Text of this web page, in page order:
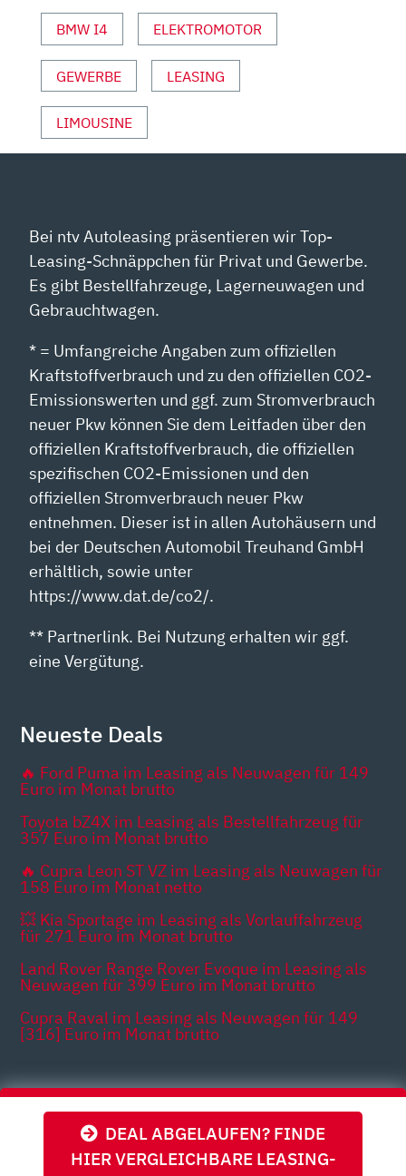
DEAL ABGELAUFEN? FINDE
HIER VERGLEICHBARE LEASING-
AUTO
MOTOR
SPORT“
VON
YOUTUBE
ANZEIGEN
BMW I4 ELEKTROMOTOR
GEWERBE LEASING
LIMOUSINE
Bei ntv Autoleasing präsentieren wir Top-
Leasing-Schnäppchen für Privat und Gewerbe.
Es gibt Bestellfahrzeuge, Lagerneuwagen und
Gebrauchtwagen.
* = Umfangreiche Angaben zum offiziellen
Kraftstoffverbrauch und zu den offiziellen CO2-
Emissionswerten und ggf. zum Stromverbrauch
neuer Pkw können Sie dem Leitfaden über den
offiziellen Kraftstoffverbrauch, die offiziellen
spezifischen CO2-Emissionen und den
offiziellen Stromverbrauch neuer Pkw
entnehmen. Dieser ist in allen Autohäusern und
bei der Deutschen Automobil Treuhand GmbH
erhältlich, sowie unter
https://www.dat.de/co2/.
** Partnerlink. Bei Nutzung erhalten wir ggf.
eine Vergütung.
Neueste Deals
🔥 Ford Puma im Leasing als Neuwagen für 149
Euro im Monat brutto
Toyota bZ4X im Leasing als Bestellfahrzeug für
357 Euro im Monat brutto
🔥 Cupra Leon ST VZ im Leasing als Neuwagen für
158 Euro im Monat netto
💥 Kia Sportage im Leasing als Vorlauffahrzeug
für 271 Euro im Monat brutto
Land Rover Range Rover Evoque im Leasing als
Neuwagen für 399 Euro im Monat brutto
Cupra Raval im Leasing als Neuwagen für 149
[316] Euro im Monat brutto